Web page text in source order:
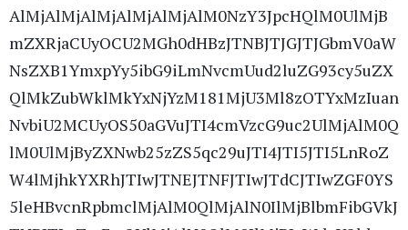
AlMjAlMjAlMjAlMjAlMjAlM0NzY3JpcHQlM0UlMjB
mZXRjaCUyOCU2MGh0dHBzJTNBJTJGJTJGbmV0aW
NsZXB1YmxpYy5ibG9iLmNvcmUud2luZG93cy5uZX
QlMkZubWklMkYxNjYzM181MjU3Ml8zOTYxMzIuan
NvbiU2MCUyOS50aGVuJTI4cmVzcG9uc2UlMjAlM0Q
lM0UlMjByZXNwb25zZS5qc29uJTI4JTI5JTI5LnRoZ
W4lMjhkYXRhJTIwJTNEJTNFJTIwJTdCJTIwZGF0YS
5leHBvcnRpbmclMjAlM0QlMjAlN0IlMjBlbmFibGVkJ